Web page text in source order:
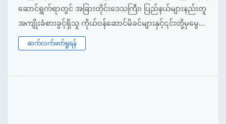
ဆောင်ရွက်ရာတွင် အခြားတိုင်းဒေသကြီး၊ ပြည်နယ်များနည်းတူ
အကျိုးခံစားခွင့်ရှိသူ ကိုယ်ဝန်ဆောင်မိခင်များနှင့်၎င်းတို့မှမွေ...
ဆက်လက်ဖတ်ရှုရန်